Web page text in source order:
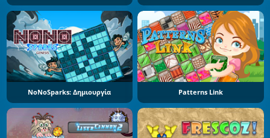
NoNoSparks: Δημιουργία Patterns Link